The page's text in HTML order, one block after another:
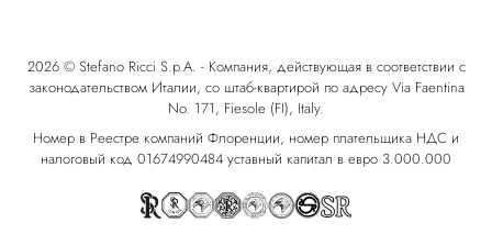
2026 © Stefano Ricci S.p.A. - Компания, действующая в соответствии с
законодательством Италии, со штаб-квартирой по адресу Via Faentina
No. 171, Fiesole (FI), Italy.
Номер в Реестре компаний Флоренции, номер плательщика НДС и
налоговый код 01674990484 уставный капитал в евро 3.000.000